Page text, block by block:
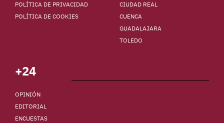
POLÍTICA DE PRIVACIDAD
POLÍTICA DE COOKIES
CIUDAD REAL
CUENCA
GUADALAJARA
TOLEDO
+24
OPINIÓN
EDITORIAL
ENCUESTAS